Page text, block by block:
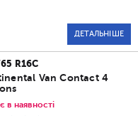
ДЕТАЛЬНІШЕ
R16C
Van Contact 4
в наявності